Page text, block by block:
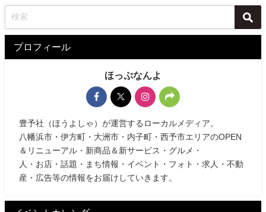
プロフィール
ほっぷなんよ
豊予社（ほうよしゃ）が運営するローカルメディア。
八幡浜市・伊方町・大洲市・内子町・西予市エリアのOPEN
＆リニューアル・新商品＆新サービス・グルメ・
人・お店・話題・まち情報・イベント・フォト・求人・不動
産・広告等の情報をお届けしていきます。